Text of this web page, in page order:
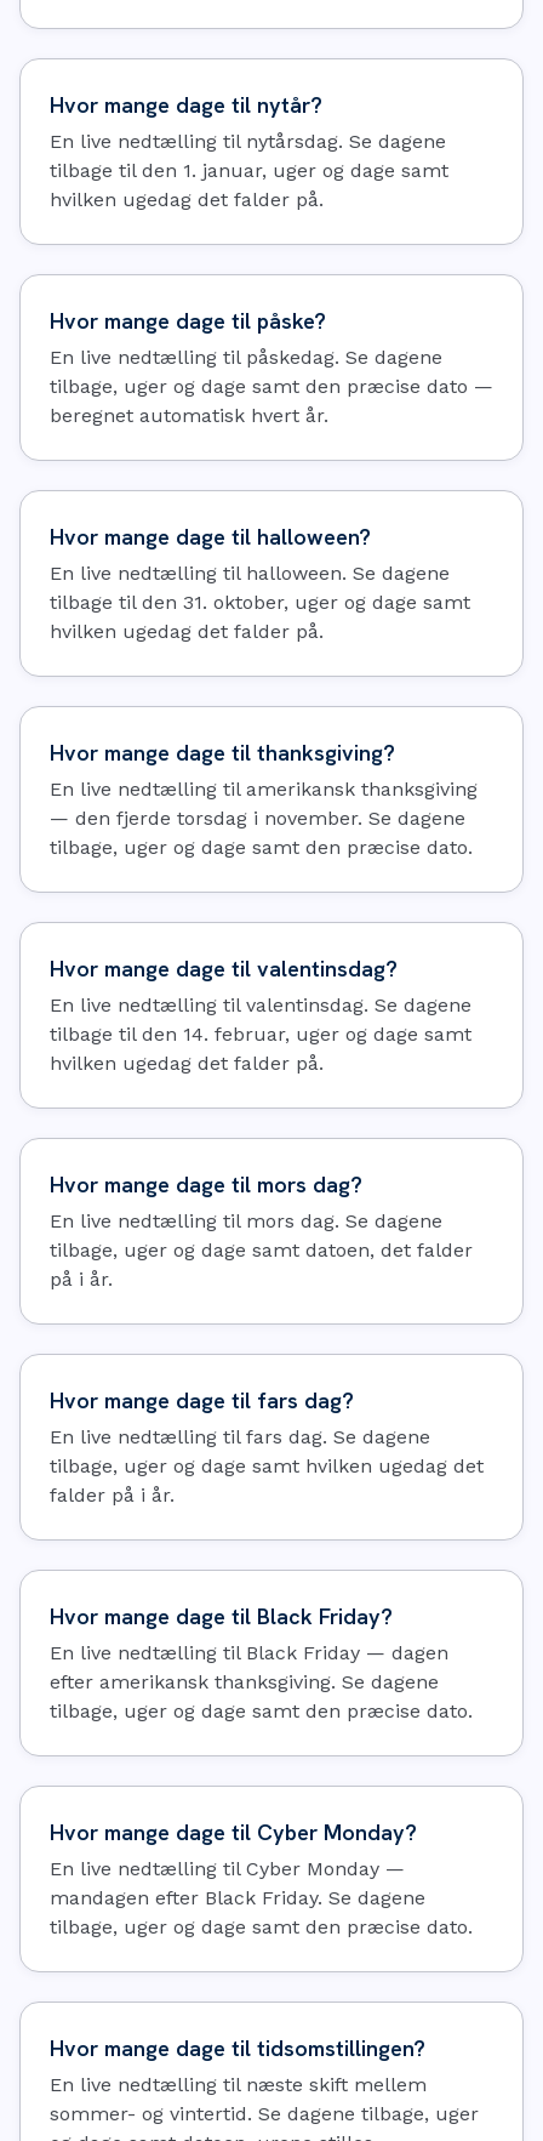
Hvor mange dage til nytår?
En live nedtælling til nytårsdag. Se dagene
tilbage til den 1. januar, uger og dage samt
hvilken ugedag det falder på.
Hvor mange dage til påske?
En live nedtælling til påskedag. Se dagene
tilbage, uger og dage samt den præcise dato —
beregnet automatisk hvert år.
Hvor mange dage til halloween?
En live nedtælling til halloween. Se dagene
tilbage til den 31. oktober, uger og dage samt
hvilken ugedag det falder på.
Hvor mange dage til thanksgiving?
En live nedtælling til amerikansk thanksgiving
— den fjerde torsdag i november. Se dagene
tilbage, uger og dage samt den præcise dato.
Hvor mange dage til valentinsdag?
En live nedtælling til valentinsdag. Se dagene
tilbage til den 14. februar, uger og dage samt
hvilken ugedag det falder på.
Hvor mange dage til mors dag?
En live nedtælling til mors dag. Se dagene
tilbage, uger og dage samt datoen, det falder
på i år.
Hvor mange dage til fars dag?
En live nedtælling til fars dag. Se dagene
tilbage, uger og dage samt hvilken ugedag det
falder på i år.
Hvor mange dage til Black Friday?
En live nedtælling til Black Friday — dagen
efter amerikansk thanksgiving. Se dagene
tilbage, uger og dage samt den præcise dato.
Hvor mange dage til Cyber Monday?
En live nedtælling til Cyber Monday —
mandagen efter Black Friday. Se dagene
tilbage, uger og dage samt den præcise dato.
Hvor mange dage til tidsomstillingen?
En live nedtælling til næste skift mellem
sommer- og vintertid. Se dagene tilbage, uger